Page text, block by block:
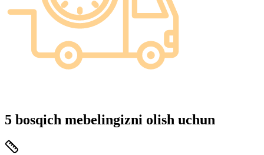
5 bosqich mebelingizni olish uchun